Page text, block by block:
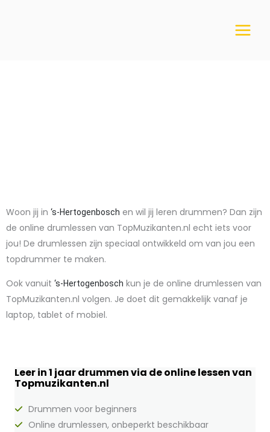
Woon jij in ‘s-Hertogenbosch en wil jij leren drummen? Dan zijn
de online drumlessen van TopMuzikanten.nl echt iets voor
jou! De drumlessen zijn speciaal ontwikkeld om van jou een
topdrummer te maken.
Ook vanuit ‘s-Hertogenbosch kun je de online drumlessen van
TopMuzikanten.nl volgen. Je doet dit gemakkelijk vanaf je
laptop, tablet of mobiel.
Leer in 1 jaar drummen via de online lessen van
Topmuzikanten.nl
Drummen voor beginners
Online drumlessen, onbeperkt beschikbaar